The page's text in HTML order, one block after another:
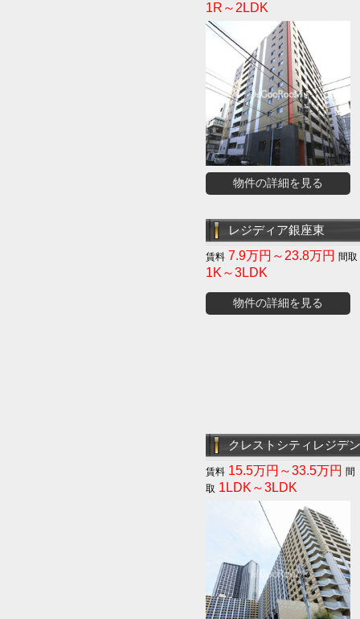
1R～2LDK
物件の詳細を見る
レジディア銀座東
7.9万円～23.8万円
1K～3LDK
物件の詳細を見る
クレストシティレジデ
15.5万円～33.5万円
1LDK～3LDK